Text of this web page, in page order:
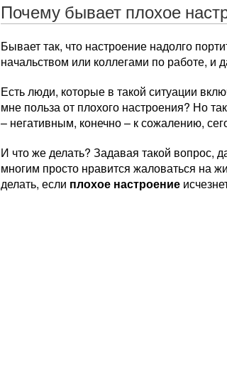
Почему бывает плохое
Бывает так, что настроение надолго
начальством или коллегами по работе, и
Есть люди, которые в такой ситуации
мне польза от плохого настроения? Но
– негативным, конечно – к сожалению,
И что же делать? Задавая такой вопрос,
многим просто нравится жаловаться на
делать, если плохое настроение